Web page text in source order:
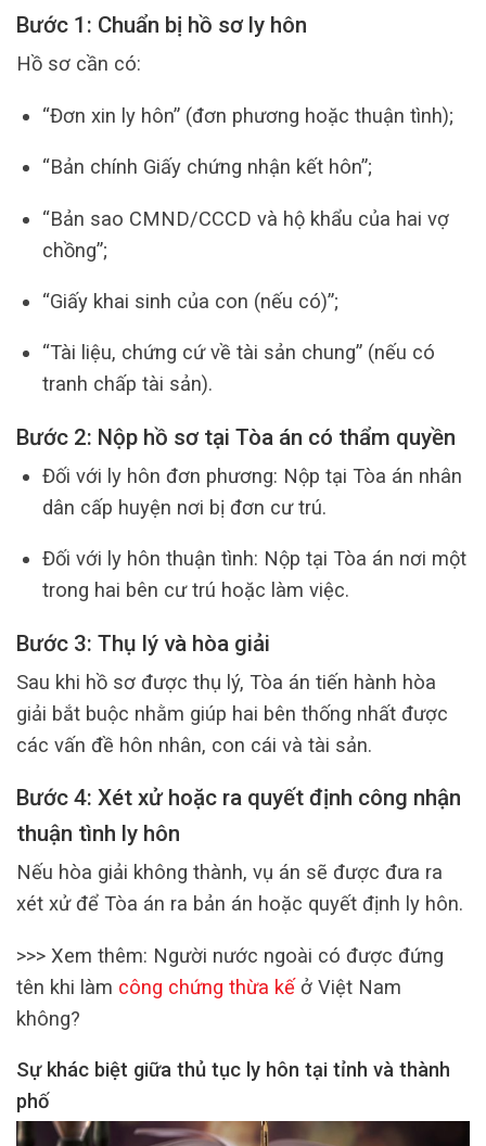
Bước 1: Chuẩn bị hồ sơ ly hôn
Hồ sơ cần có:
“Đơn xin ly hôn” (đơn phương hoặc thuận tình);
“Bản chính Giấy chứng nhận kết hôn”;
“Bản sao CMND/CCCD và hộ khẩu của hai vợ
chồng”;
“Giấy khai sinh của con (nếu có)”;
“Tài liệu, chứng cứ về tài sản chung” (nếu có
tranh chấp tài sản).
Bước 2: Nộp hồ sơ tại Tòa án có thẩm quyền
Đối với ly hôn đơn phương: Nộp tại Tòa án nhân
dân cấp huyện nơi bị đơn cư trú.
Đối với ly hôn thuận tình: Nộp tại Tòa án nơi một
trong hai bên cư trú hoặc làm việc.
Bước 3: Thụ lý và hòa giải
Sau khi hồ sơ được thụ lý, Tòa án tiến hành hòa
giải bắt buộc nhằm giúp hai bên thống nhất được
các vấn đề hôn nhân, con cái và tài sản.
Bước 4: Xét xử hoặc ra quyết định công nhận
thuận tình ly hôn
Nếu hòa giải không thành, vụ án sẽ được đưa ra
xét xử để Tòa án ra bản án hoặc quyết định ly hôn.
>>> Xem thêm: Người nước ngoài có được đứng
tên khi làm công chứng thừa kếở Việt Nam
không?
Sự khác biệt giữa thủ tục ly hôn tại tỉnh và thành
phố